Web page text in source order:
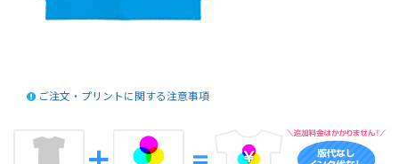
ご注文・プリントに関する注意事項